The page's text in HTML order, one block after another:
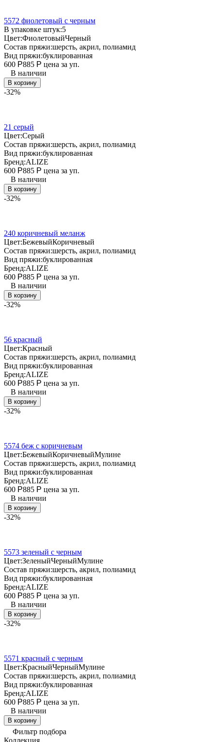
5572 фиолетовый с черным
В упаковке штук:5
Цвет:ФиолетовыйЧерный
Состав пряжи:шерсть, акрил, полиамид
Вид пряжи:буклированная
600 Р885 Р цена за уп.
В наличии
В корзину
-32%
21 серый
Цвет:Серый
Состав пряжи:шерсть, акрил, полиамид
Вид пряжи:буклированная
Бренд:ALIZE
600 Р885 Р цена за уп.
В наличии
В корзину
-32%
240 коричневый меланж
Цвет:БежевыйКоричневый
Состав пряжи:шерсть, акрил, полиамид
Вид пряжи:буклированная
Бренд:ALIZE
600 Р885 Р цена за уп.
В наличии
В корзину
-32%
56 красный
Цвет:Красный
Состав пряжи:шерсть, акрил, полиамид
Вид пряжи:буклированная
Бренд:ALIZE
600 Р885 Р цена за уп.
В наличии
В корзину
-32%
5574 беж с коричневым
Цвет:БежевыйКоричневыйМулине
Состав пряжи:шерсть, акрил, полиамид
Вид пряжи:буклированная
Бренд:ALIZE
600 Р885 Р цена за уп.
В наличии
В корзину
-32%
5573 зеленый с черным
Цвет:ЗеленыйЧерныйМулине
Состав пряжи:шерсть, акрил, полиамид
Вид пряжи:буклированная
Бренд:ALIZE
600 Р885 Р цена за уп.
В наличии
В корзину
-32%
5571 красный с черным
Цвет:КрасныйЧерныйМулине
Состав пряжи:шерсть, акрил, полиамид
Вид пряжи:буклированная
Бренд:ALIZE
600 Р885 Р цена за уп.
В наличии
В корзину
Фильтр подбора
Коллекция